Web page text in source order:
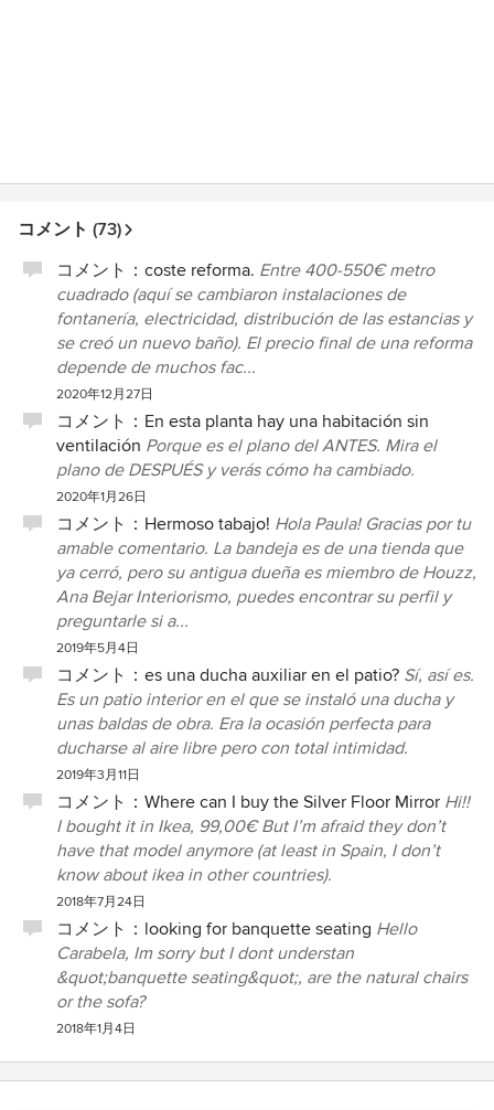
コメント (73)
コメント： coste reforma. Entre 400-550€ metro
cuadrado (aquí se cambiaron instalaciones de
fontanería, electricidad, distribución de las estancias y
se creó un nuevo baño). El precio final de una reforma
depende de muchos fac...
2020年12月27日
コメント： En esta planta hay una habitación sin
ventilación Porque es el plano del ANTES. Mira el
plano de DESPUÉS y verás cómo ha cambiado.
2020年1月26日
コメント： Hermoso tabajo! Hola Paula! Gracias por tu
amable comentario. La bandeja es de una tienda que
ya cerró, pero su antigua dueña es miembro de Houzz,
Ana Bejar Interiorismo, puedes encontrar su perfil y
preguntarle si a...
2019年5月4日
コメント： es una ducha auxiliar en el patio? Sí, así es.
Es un patio interior en el que se instaló una ducha y
unas baldas de obra. Era la ocasión perfecta para
ducharse al aire libre pero con total intimidad.
2019年3月11日
コメント： Where can I buy the Silver Floor Mirror Hi!!
I bought it in Ikea, 99,00€ But I’m afraid they don’t
have that model anymore (at least in Spain, I don’t
know about ikea in other countries).
2018年7月24日
コメント： looking for banquette seating Hello
Carabela, Im sorry but I dont understan
&quot;banquette seating&quot;, are the natural chairs
or the sofa?
2018年1月4日